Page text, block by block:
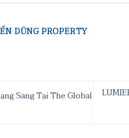
DŨNG PROPERTY
Sang Tại The Global